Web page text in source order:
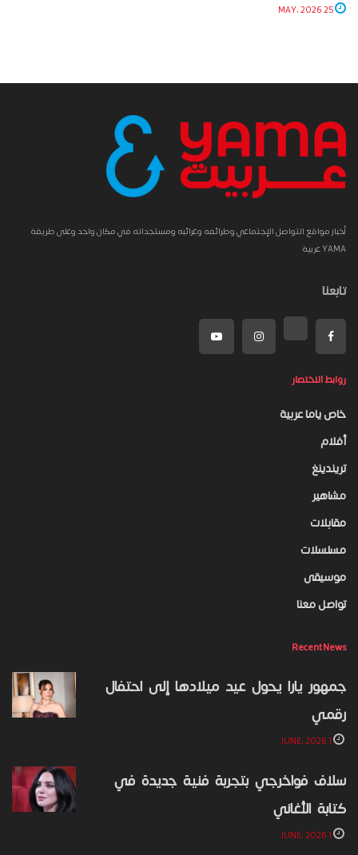
أخبار مواقع التواصل الإجتماعي وطرائفه وغرائبه ومستجداته في مكان واحد وعلى طريقة
YAMA عربية
تابعنا
روابط الاختصار
خاص ياما عربية
أفلام
تريندينغ
مشاهير
مقابلات
مسلسلات
موسيقى
تواصل معنا
Recent News
جمهور يارا يحول عيد ميلادها إلى احتفال
رقمي
سلاف فواخرجي بتجربة فنية جديدة في
كتابة الأغاني